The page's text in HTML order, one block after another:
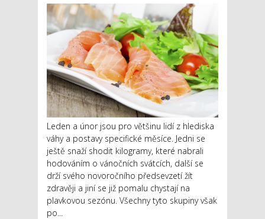
Leden a únor jsou pro většinu lidí z hlediska
váhy a postavy specifické měsíce. Jedni se
ještě snaží shodit kilogramy, které nabrali
hodováním o vánočních svátcích, další se
drží svého novoročního předsevzetí žít
zdravěji a jiní se již pomalu chystají na
plavkovou sezónu. Všechny tyto skupiny však
po...